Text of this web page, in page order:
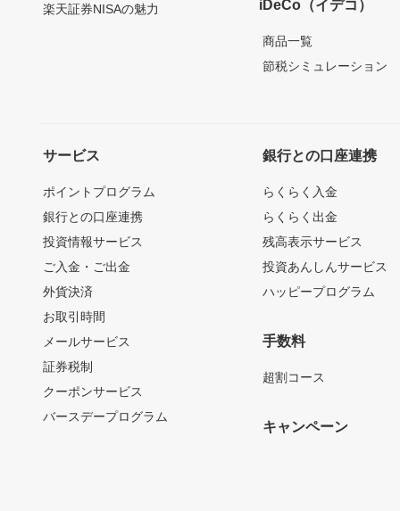
楽天証券NISAの魅力 iDeCo（イデコ）
商品一覧
節税シミュレーション
サービス
ポイントプログラム
銀行との口座連携
投資情報サービス
ご入金・ご出金
外貨決済
お取引時間
メールサービス
証券税制
クーポンサービス
バースデープログラム
銀行との口座連携
らくらく入金
らくらく出金
残高表示サービス
投資あんしんサービス
ハッピープログラム
手数料
超割コース
キャンペーン